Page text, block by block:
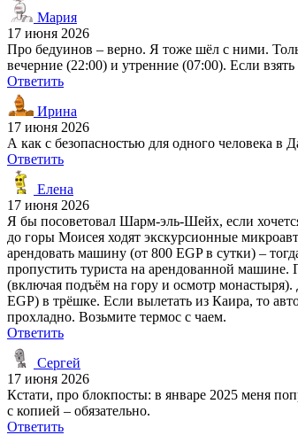
Мария
17 июня 2026
Про бедуинов – верно. Я тоже шёл с ними.
вечерние (22:00) и утренние (07:00). Если
Ответить
Ирина
17 июня 2026
А как с безопасностью для одного человека
Ответить
Елена
17 июня 2026
Я бы посоветовал Шарм-эль-Шейх, если
до горы Моисея ходят экскурсионные
арендовать машину (от 800 EGP в сутки) –
пропустить туриста на арендованной
(включая подъём на гору и осмотр
EGP) в трёшке. Если вылетать из Каира, то
прохладно. Возьмите термос с чаем.
Ответить
Сергей
17 июня 2026
Кстати, про блокпосты: в январе 2025 меня
с копией – обязательно.
Ответить